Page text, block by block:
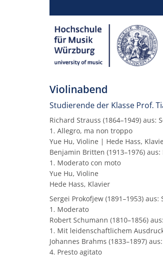
Violinabend
Studierende der Klasse Prof.
Richard Strauss (1864–1949) aus:
1. Allegro, ma non troppo
Yue Hu, Violine | Hede Hass,
Benjamin Britten (1913–1976)
1. Moderato con moto
Yue Hu, Violine
Hede Hass, Klavier
Sergei Prokofjew (1891–1953)
1. Moderato
Robert Schumann (1810–1856)
1. Mit leidenschaftlichem
Johannes Brahms (1833–1897)
4. Presto agitato